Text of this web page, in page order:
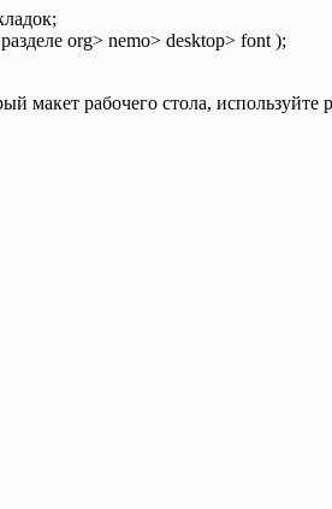
org> nemo> desktop> font );
макет рабочего стола, используйте